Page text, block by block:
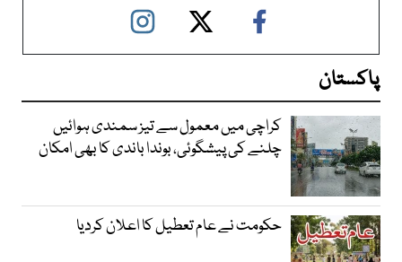
پاکستان
کراچی میں معمول سے تیز سمندی ہوائیں
چلنے کی پیشگوئی، بوندا باندی کا بھی امکان
حکومت نے عام تعطیل کا اعلان کردیا